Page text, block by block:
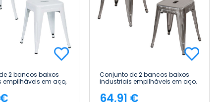
2 bancos baixos
empilháveis em aço,
Conjunto de 2 bancos baixos
industriais empilháveis em aço,
64,91 €